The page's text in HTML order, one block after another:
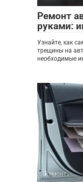
Ремонт
руками:
Узнайте, как
трещины на
необходимые
Ремонт